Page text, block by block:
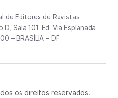
de Editores de Revistas
Sala 101, Ed. Via Esplanada
– BRASÍLIA – DF
os direitos reservados.